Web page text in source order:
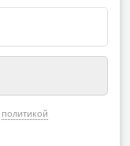
политикой